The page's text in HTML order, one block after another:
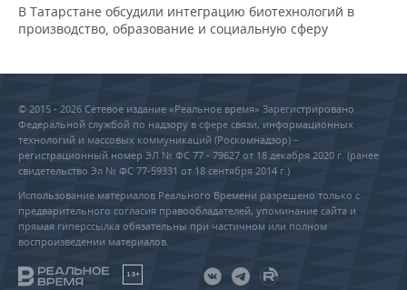
В Татарстане обсудили интеграцию биотехнологий в
производство, образование и социальную сферу
© 2015 - 2026 Сетевое издание «Реальное время» Зарегистрировано
Федеральной службой по надзору в сфере связи, информационных
технологий и массовых коммуникаций (Роскомнадзор) –
регистрационный номер ЭЛ № ФС 77 - 79627 от 18 декабря 2020 г. (ранее
свидетельство Эл № ФС 77-59331 от 18 сентября 2014 г.)
Использование материалов Реального Времени разрешено только с
предварительного согласия правообладателей, упоминание сайта и
прямая гиперссылка обязательны при частичном или полном
воспроизведении материалов.
18+